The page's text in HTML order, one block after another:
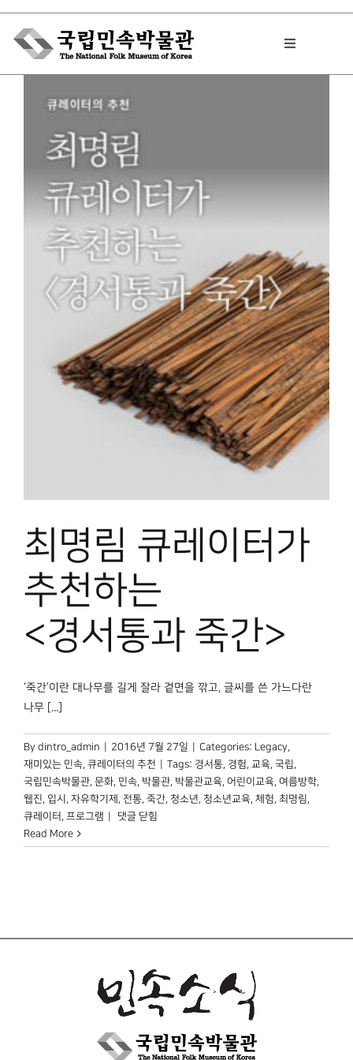
Skip
content
Toggle
박물관에서는
민속이야기
민속 인사이드
원문보기 PDF
박물관 홈페이지
최명림 큐레이터가
추천하는
<경서통과 죽간>
‘죽간’이란 대나무를 길게 잘라 겉면을 깎고, 글씨를 쓴 가느다란
나무 [...]
By dintro_admin 2016년 7월 27일 Categories: Legacy,
재미있는 민속, 큐레이터의 추천 Tags: 경서통, 경험, 교육, 국립,
국립민속박물관, 문화, 민속, 박물관, 박물관교육, 어린이교육, 여름방학,
웹진, 입시 , 자유학기제 , 전통, 죽간, 청소년, 청소년교육, 체험, 최명림,
큐레이터 , 프로그램
최명림
추천하는
댓글 닫힘
Read More